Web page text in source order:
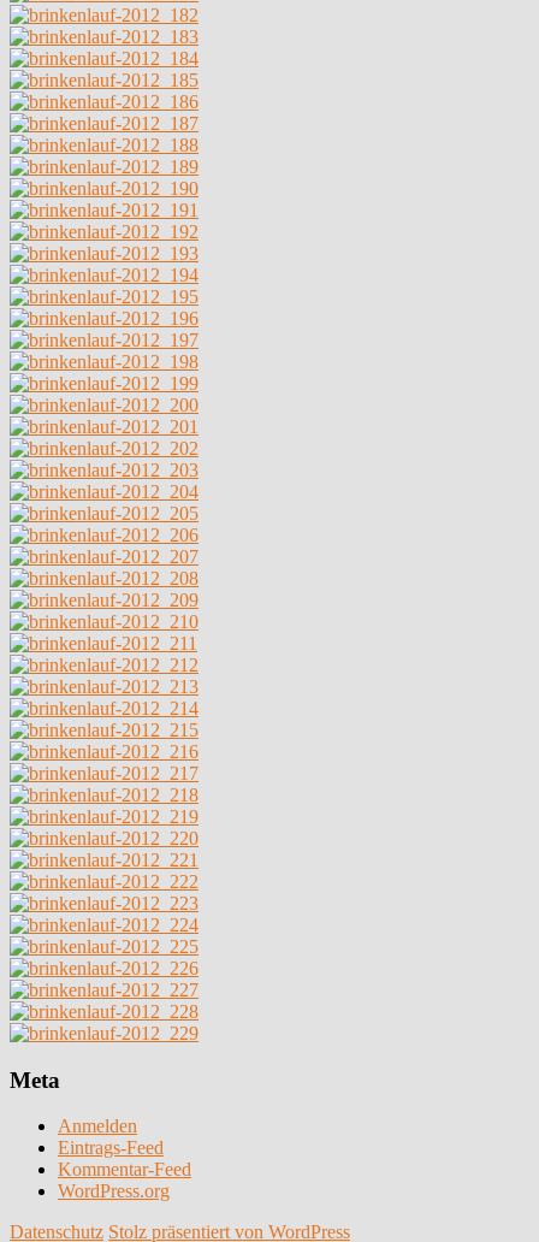
Meta
Anmelden
Eintrags-Feed
Kommentar-Feed
WordPress.org
Datenschutz Stolz präsentiert von WordPress